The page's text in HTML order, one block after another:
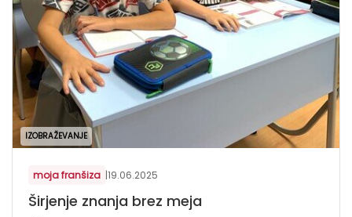
IZOBRAŽEVANJE
moja franšiza |19.06.2025
Širjenje znanja brez meja